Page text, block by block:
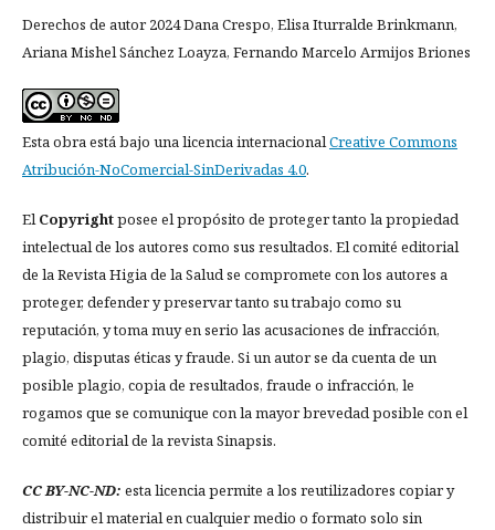
Derechos de autor 2024 Dana Crespo, Elisa Iturralde Brinkmann,
Ariana Mishel Sánchez Loayza, Fernando Marcelo Armijos Briones
Esta obra está bajo una licencia internacionalCreative Commons
Atribución-NoComercial-SinDerivadas 4.0.
ElCopyrightposee el propósito de proteger tanto la propiedad
intelectual de los autores como sus resultados. El comité editorial
de la Revista Higia de la Salud se compromete con los autores a
proteger, defender y preservar tanto su trabajo como su
reputación, y toma muy en serio las acusaciones de infracción,
plagio, disputas éticas y fraude. Si un autor se da cuenta de un
posible plagio, copia de resultados, fraude o infracción, le
rogamos que se comunique con la mayor brevedad posible con el
comité editorial de la revista Sinapsis.
CC BY-NC-ND: esta licencia permite a los reutilizadores copiar y
distribuir el material en cualquier medio o formato solo sin